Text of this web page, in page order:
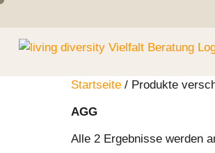
Startseite / Produkte
AGG
Alle 2 Ergebnisse werden